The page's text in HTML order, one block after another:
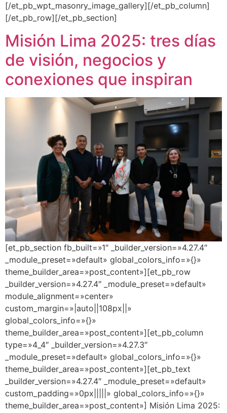
[/et_pb_wpt_masonry_image_gallery][/et_pb_column]
[/et_pb_row][/et_pb_section]
Misión Lima 2025: tres días
de visión, negocios y
conexiones que inspiran
[et_pb_section fb_built=»1″ _builder_version=»4.27.4″
_module_preset=»default» global_colors_info=»{}»
theme_builder_area=»post_content»][et_pb_row
_builder_version=»4.27.4″ _module_preset=»default»
module_alignment=»center»
custom_margin=»|auto||108px||»
global_colors_info=»{}»
theme_builder_area=»post_content»][et_pb_column
type=»4_4″ _builder_version=»4.27.3″
_module_preset=»default» global_colors_info=»{}»
theme_builder_area=»post_content»][et_pb_text
_builder_version=»4.27.4″ _module_preset=»default»
custom_padding=»0px|||||» global_colors_info=»{}»
theme_builder_area=»post_content»] Misión Lima 2025: